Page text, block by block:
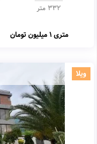
332 متر
متری1 میلیون تومان
ویلا